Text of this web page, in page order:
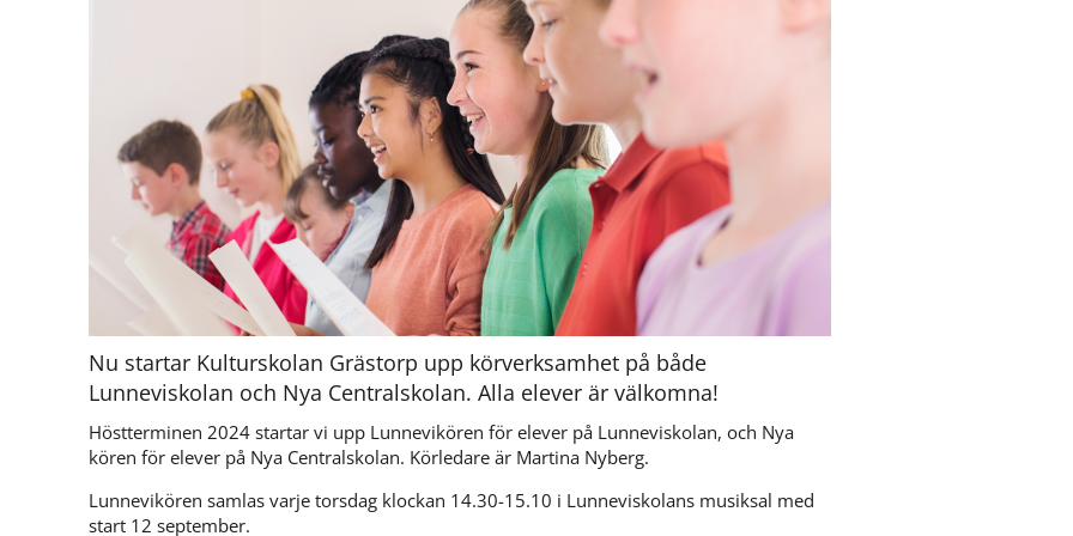
Nu startar Kulturskolan Grästorp upp körverksamhet på både
Lunneviskolan och Nya Centralskolan. Alla elever är välkomna!
Höstterminen 2024 startar vi upp Lunnevikören för elever på Lunneviskolan, och Nya
kören för elever på Nya Centralskolan. Körledare är Martina Nyberg.
Lunnevikören samlas varje torsdag klockan 14.30-15.10 i Lunneviskolans musiksal med
start 12 september.